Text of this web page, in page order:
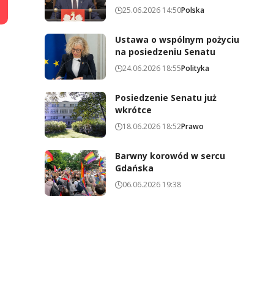
25.06.2026 14:50Polska
Ustawa o wspólnym pożyciu
na posiedzeniu Senatu
24.06.2026 18:55Polityka
Posiedzenie Senatu już
wkrótce
18.06.2026 18:52Prawo
Barwny korowód w sercu
Gdańska
06.06.2026 19:38